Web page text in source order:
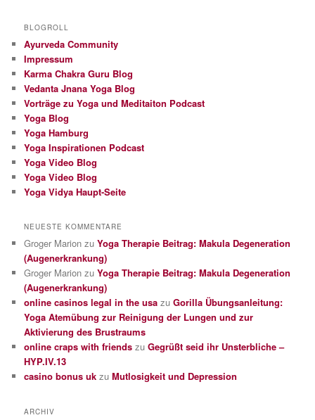
BLOGROLL
Ayurveda Community
Impressum
Karma Chakra Guru Blog
Vedanta Jnana Yoga Blog
Vorträge zu Yoga und Meditaiton Podcast
Yoga Blog
Yoga Hamburg
Yoga Inspirationen Podcast
Yoga Video Blog
Yoga Video Blog
Yoga Vidya Haupt-Seite
NEUESTE KOMMENTARE
Groger Marion zuYoga Therapie Beitrag: Makula Degeneration
(Augenerkrankung)
Groger Marion zuYoga Therapie Beitrag: Makula Degeneration
(Augenerkrankung)
online casinos legal in the usa zuGorilla Übungsanleitung:
Yoga Atemübung zur Reinigung der Lungen und zur
Aktivierung des Brustraums
online craps with friends zuGegrüßt seid ihr Unsterbliche –
HYP.IV.13
casino bonus uk zuMutlosigkeit und Depression
ARCHIV